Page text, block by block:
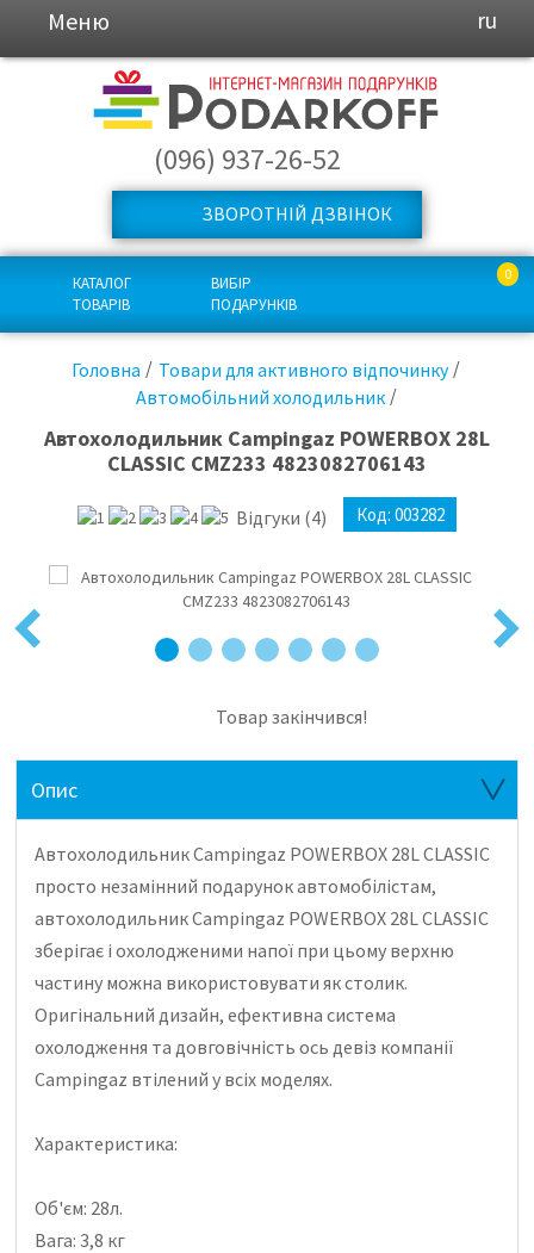
Меню ru
(096) 937-26-52
ЗВОРОТНІЙ ДЗВІНОК
КАТАЛОГ
ТОВАРІВ
ВИБІР
ПОДАРУНКІВ
0
Головна
Товари для активного відпочинку
Автомобільний холодильник
Автохолодильник Campingaz POWERBOX 28L
CLASSIC CMZ233 4823082706143
Відгуки (4) Код: 003282
Previous Next
Товар закінчився!
Опис
Автохолодильник Campingaz POWERBOX 28L CLASSIC
просто незамінний подарунок автомобілістам,
автохолодильник Campingaz POWERBOX 28L CLASSIC
зберігає і охолодженими напої при цьому верхню
частину можна використовувати як столик.
Оригінальний дизайн, ефективна система
охолодження та довговічність ось девіз компанії
Campingaz втілений у всіх моделях.
Характеристика:
Об'єм: 28л.
Вага: 3,8 кг